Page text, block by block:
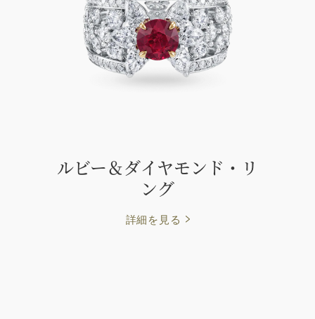
ルビー＆ダイヤモンド・リ
ング
詳細を見る